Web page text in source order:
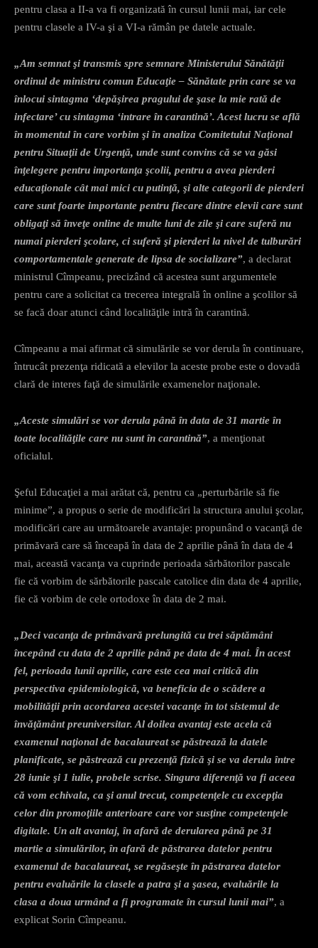
pentru clasa a II-a va fi organizată în cursul lunii mai, iar cele
pentru clasele a IV-a şi a VI-a rămân pe datele actuale.
„Am semnat şi transmis spre semnare Ministerului Sănătăţii
ordinul de ministru comun Educaţie – Sănătate prin care se va
înlocui sintagma ‘depăşirea pragului de şase la mie rată de
infectare’ cu sintagma ‘intrare în carantină’. Acest lucru se află
în momentul în care vorbim şi în analiza Comitetului Naţional
pentru Situaţii de Urgenţă, unde sunt convins că se va găsi
înţelegere pentru importanţa şcolii, pentru a avea pierderi
educaţionale cât mai mici cu putinţă, şi alte categorii de pierderi
care sunt foarte importante pentru fiecare dintre elevii care sunt
obligaţi să înveţe online de multe luni de zile şi care suferă nu
numai pierderi şcolare, ci suferă şi pierderi la nivel de tulburări
comportamentale generate de lipsa de socializare”, a declarat
ministrul Cîmpeanu, precizând că acestea sunt argumentele
pentru care a solicitat ca trecerea integrală în online a şcolilor să
se facă doar atunci când localităţile intră în carantină.
Cîmpeanu a mai afirmat că simulările se vor derula în continuare,
întrucât prezenţa ridicată a elevilor la aceste probe este o dovadă
clară de interes faţă de simulările examenelor naţionale.
„Aceste simulări se vor derula până în data de 31 martie în
toate localităţile care nu sunt în carantină”, a menţionat
oficialul.
Şeful Educaţiei a mai arătat că, pentru ca „perturbările să fie
minime”, a propus o serie de modificări la structura anului şcolar,
modificări care au următoarele avantaje: propunând o vacanţă de
primăvară care să înceapă în data de 2 aprilie până în data de 4
mai, această vacanţa va cuprinde perioada sărbătorilor pascale
fie că vorbim de sărbătorile pascale catolice din data de 4 aprilie,
fie că vorbim de cele ortodoxe în data de 2 mai.
„Deci vacanţa de primăvară prelungită cu trei săptămâni
începând cu data de 2 aprilie până pe data de 4 mai. În acest
fel, perioada lunii aprilie, care este cea mai critică din
perspectiva epidemiologică, va beneficia de o scădere a
mobilităţii prin acordarea acestei vacanţe în tot sistemul de
învăţământ preuniversitar. Al doilea avantaj este acela că
examenul naţional de bacalaureat se păstrează la datele
planificate, se păstrează cu prezenţă fizică şi se va derula între
28 iunie şi 1 iulie, probele scrise. Singura diferenţă va fi aceea
că vom echivala, ca şi anul trecut, competenţele cu excepţia
celor din promoţiile anterioare care vor susţine competenţele
digitale. Un alt avantaj, în afară de derularea până pe 31
martie a simulărilor, în afară de păstrarea datelor pentru
examenul de bacalaureat, se regăseşte în păstrarea datelor
pentru evaluările la clasele a patra şi a şasea, evaluările la
clasa a doua urmând a fi programate în cursul lunii mai”, a
explicat Sorin Cîmpeanu.